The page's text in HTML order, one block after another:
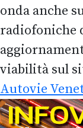
onda anche
radiofoniche
viabilità sul
Autovie